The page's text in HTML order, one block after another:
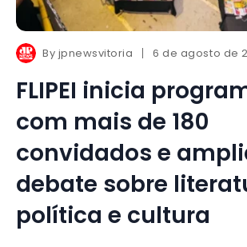
By jpnewsvitoria 6 de agosto de
FLIPEI inicia
com mais de 180
convidados e
debate sobre
política e cultura